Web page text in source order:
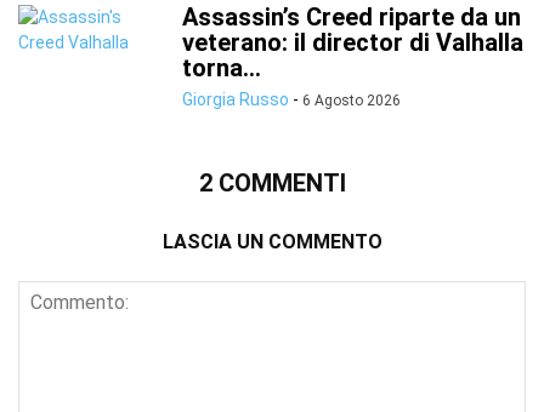
Assassin’s Creed riparte da un
veterano: il director di Valhalla
torna...
Giorgia Russo - 6 Agosto 2026
2 COMMENTI
LASCIA UN COMMENTO